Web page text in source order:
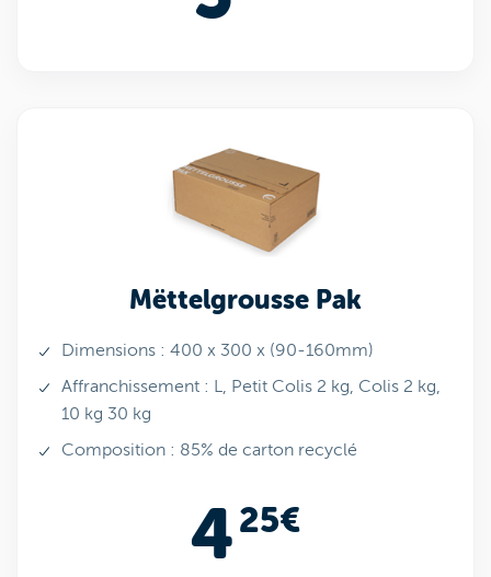
Mëttelgrousse Pak
Dimensions : 400 x 300 x (90-160mm)
Affranchissement : L, Petit Colis 2 kg, Colis 2 kg,
10 kg 30 kg
Composition : 85% de carton recyclé
425€